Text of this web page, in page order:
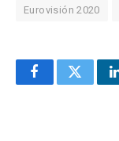
Eurovisión 2020
FacebookTwitter